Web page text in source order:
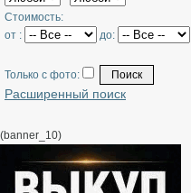
Стоимость:
от :
до:
Только с фото:
Расширенный поиск
(banner_10)